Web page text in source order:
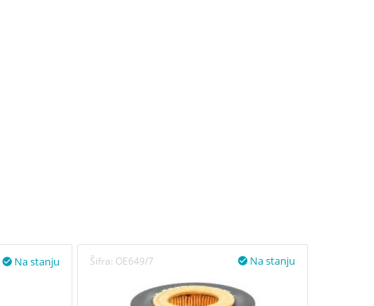
Na stanju
 Šifra: OE649/7 Na stanju
